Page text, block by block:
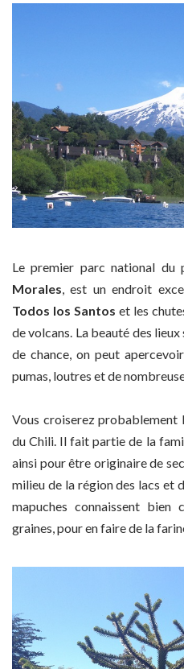
Le premier parc national du
Morales , est un endroit
Todos los Santos et les
de volcans. La beauté des
de chance, on peut
pumas, loutres et de
Vous croiserez probablement
du Chili. Il fait partie de la
ainsi pour être originaire de
milieu de la région des lacs et
mapuches connaissent
graines, pour en faire de la